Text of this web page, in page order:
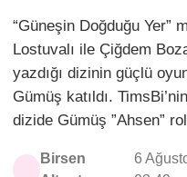
“Güneşin Doğduğu Yer”
Lostuvalı ile Çiğdem
yazdığı dizinin güçlü
Gümüş katıldı.
dizide Gümüş ”Ahsen”
Birsen
6